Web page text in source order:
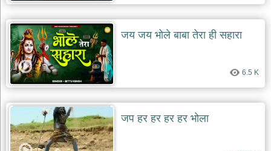
देश
भक्ति
भजन
patriotic
bhajans
खाटू
श्याम
khatu
shaym
bhajans
जय जय भोले बाबा तेरा ही सहारा
6.5 K
जप हर हर हर हर भोला